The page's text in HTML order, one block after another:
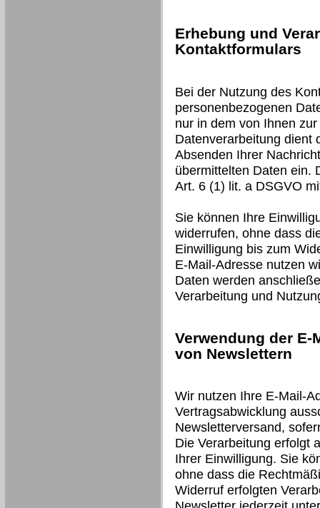
Erhebung und
Kontaktformulars
Bei der Nutzung des
personenbezogenen
nur in dem von Ihnen
Datenverarbeitung dient
Absenden Ihrer
übermittelten Daten ein.
Art. 6 (1) lit. a DSGVO
Sie können Ihre
widerrufen, ohne dass
Einwilligung bis zum
E-Mail-Adresse nutzen
Daten werden
Verarbeitung und
Verwendung der
von Newslettern
Wir nutzen Ihre E-Mail-
Vertragsabwicklung
Newsletterversand,
Die Verarbeitung erfolgt
Ihrer Einwilligung. Sie
ohne dass die
Widerruf erfolgten